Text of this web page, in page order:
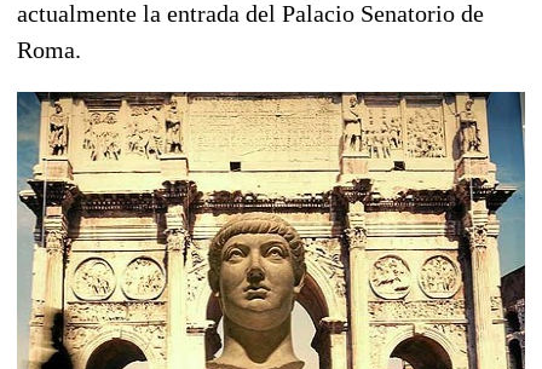
actualmente la entrada del Palacio Senatorio de
Roma.